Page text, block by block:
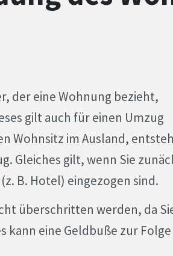
der eine Wohnung bezieht,
gilt auch für einen Umzug
Wohnsitz im Ausland,
Gleiches gilt, wenn Sie
B. Hotel) eingezogen sind.
überschritten werden, da
kann eine Geldbuße zur Folge